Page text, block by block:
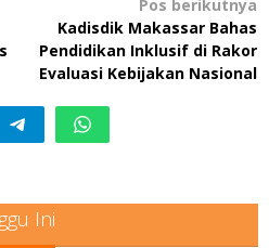
Pos berikutnya
Kadisdik Makassar Bahas
Pendidikan Inklusif di Rakor
Evaluasi Kebijakan Nasional
Ini